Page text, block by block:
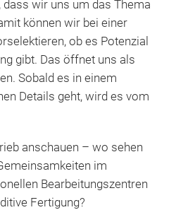
wir uns um das Thema
können wir bei einer
ob es Potenzial
gibt. Das öffnet uns als
Sobald es in einem
Details geht, wird es vom
anschauen – wo sehen
im
Bearbeitungszentren
Fertigung?